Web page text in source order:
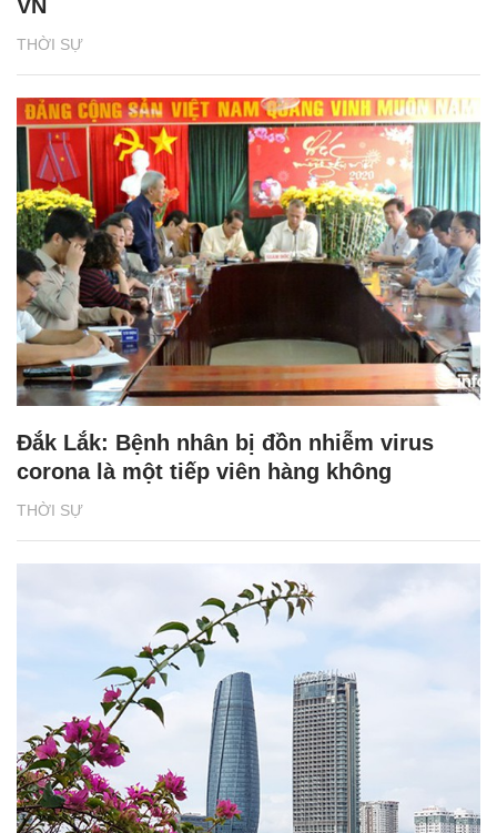
THỜI SỰ
VN
THỜI SỰ
Đắk Lắk: Bệnh nhân bị đồn nhiễm virus
corona là một tiếp viên hàng không